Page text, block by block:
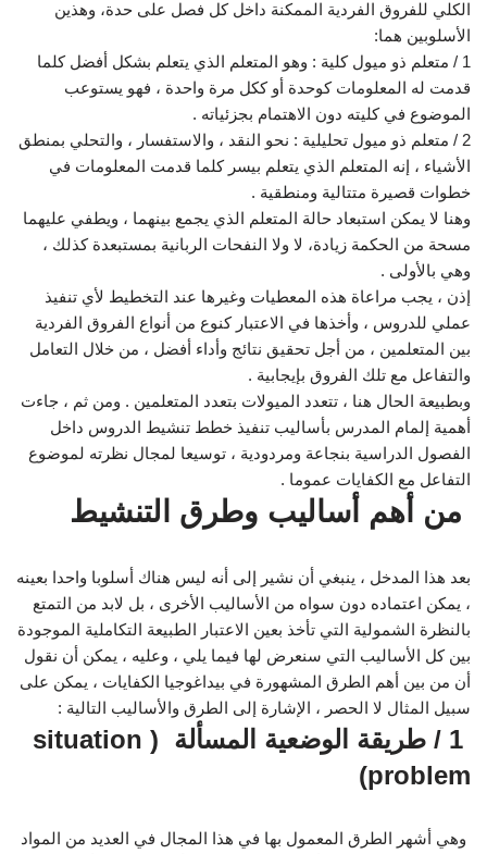
الكلي للفروق الفردية الممكنة داخل كل فصل على حدة، وهذين
الأسلوبين هما:
1 / متعلم ذو ميول كلية : وهو المتعلم الذي يتعلم بشكل أفضل كلما
قدمت له المعلومات كوحدة أو ككل مرة واحدة ، فهو يستوعب
الموضوع في كليته دون الاهتمام بجزئياته .
2 / متعلم ذو ميول تحليلية : نحو النقد ، والاستفسار ، والتحلي بمنطق
الأشياء ، إنه المتعلم الذي يتعلم بيسر كلما قدمت المعلومات في
خطوات قصيرة متتالية ومنطقية .
وهنا لا يمكن استبعاد حالة المتعلم الذي يجمع بينهما ، ويطفي عليهما
مسحة من الحكمة زيادة، لا ولا النفحات الربانية بمستبعدة كذلك ،
وهي بالأولى .
إذن ، يجب مراعاة هذه المعطيات وغيرها عند التخطيط لأي تنفيذ
عملي للدروس ، وأخذها في الاعتبار كنوع من أنواع الفروق الفردية
بين المتعلمين ، من أجل تحقيق نتائج وأداء أفضل ، من خلال التعامل
والتفاعل مع تلك الفروق بإيجابية .
وبطبيعة الحال هنا ، تتعدد الميولات بتعدد المتعلمين . ومن ثم ، جاءت
أهمية إلمام المدرس بأساليب تنفيذ خطط تنشيط الدروس داخل
الفصول الدراسية بنجاعة ومردودية ، توسيعا لمجال نظرته لموضوع
التفاعل مع الكفايات عموما .
من أهم أساليب وطرق التنشيط
بعد هذا المدخل ، ينبغي أن نشير إلى أنه ليس هناك أسلوبا واحدا بعينه
، يمكن اعتماده دون سواه من الأساليب الأخرى ، بل لابد من التمتع
بالنظرة الشمولية التي تأخذ بعين الاعتبار الطبيعة التكاملية الموجودة
بين كل الأساليب التي سنعرض لها فيما يلي ، وعليه ، يمكن أن نقول
أن من بين أهم الطرق المشهورة في بيداغوجيا الكفايات ، يمكن على
سبيل المثال لا الحصر ، الإشارة إلى الطرق والأساليب التالية :
1 / طريقة الوضعية المسألة ( situation
problem)
وهي أشهر الطرق المعمول بها في هذا المجال في العديد من المواد